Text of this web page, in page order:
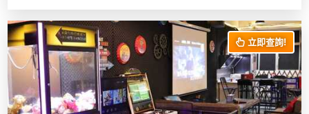
立即查詢!